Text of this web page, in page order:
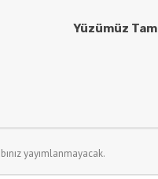
Yüzümüz
yayımlanmayacak.